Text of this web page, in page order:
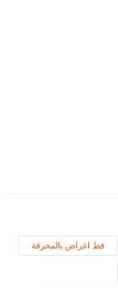
قط اغراض بالمحرقة